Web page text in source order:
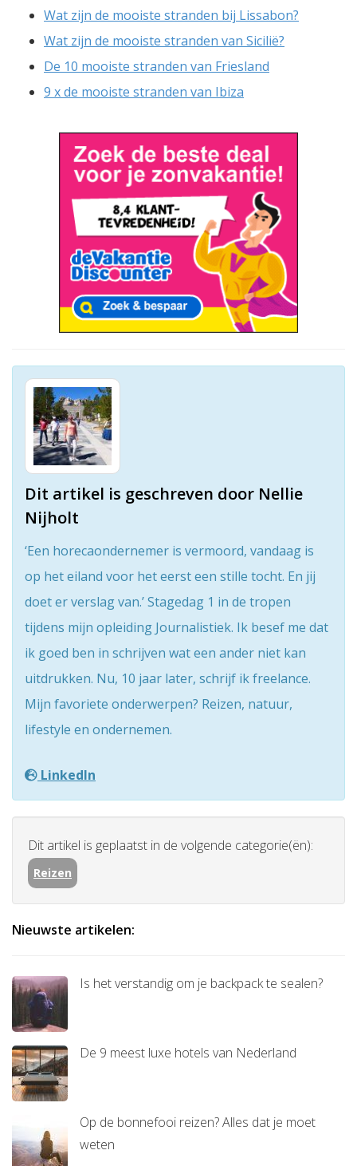
Wat zijn de mooiste stranden bij Lissabon?
Wat zijn de mooiste stranden van Sicilië?
De 10 mooiste stranden van Friesland
9 x de mooiste stranden van Ibiza
Dit artikel is geschreven door Nellie
Nijholt
‘Een horecaondernemer is vermoord, vandaag is
op het eiland voor het eerst een stille tocht. En jij
doet er verslag van.’ Stagedag 1 in de tropen
tijdens mijn opleiding Journalistiek. Ik besef me dat
ik goed ben in schrijven wat een ander niet kan
uitdrukken. Nu, 10 jaar later, schrijf ik freelance.
Mijn favoriete onderwerpen? Reizen, natuur,
lifestyle en ondernemen.
LinkedIn
Dit artikel is geplaatst in de volgende categorie(ën):
Reizen
Nieuwste artikelen:
Is het verstandig om je backpack te sealen?
De 9 meest luxe hotels van Nederland
Op de bonnefooi reizen? Alles dat je moet
weten